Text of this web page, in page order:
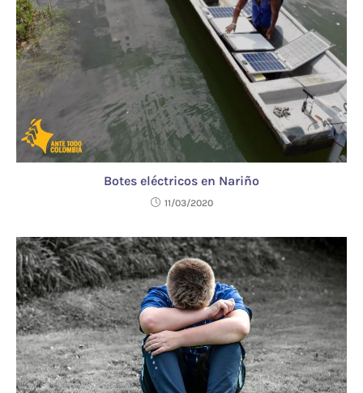
Botes eléctricos en Nariño
11/03/2020